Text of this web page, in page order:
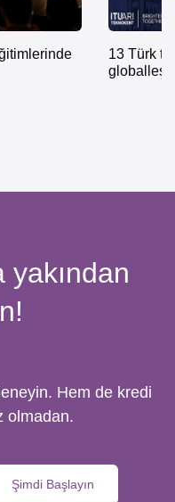
13 Türk
yakından
Hem de kredi
olmadan.
Şimdi Başlayın